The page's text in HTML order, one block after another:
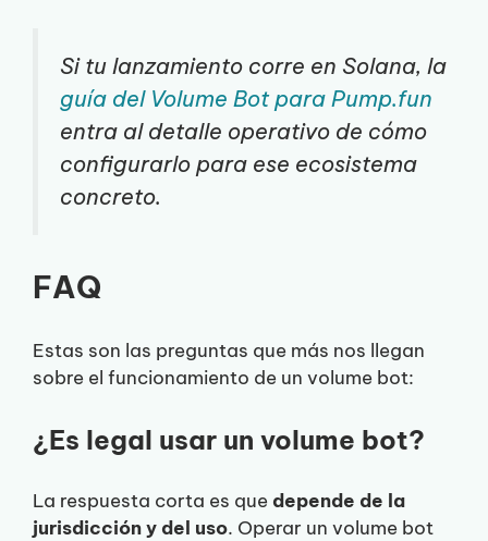
Si tu lanzamiento corre en Solana, la
guía del Volume Bot para Pump.fun
entra al detalle operativo de cómo
configurarlo para ese ecosistema
concreto.
FAQ
Estas son las preguntas que más nos llegan
sobre el funcionamiento de un volume bot:
¿Es legal usar un volume bot?
La respuesta corta es que depende de la
jurisdicción y del uso. Operar un volume bot